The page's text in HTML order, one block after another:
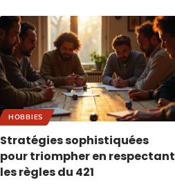
HOBBIES
Stratégies sophistiquées
pour triompher en respectant
les règles du 421